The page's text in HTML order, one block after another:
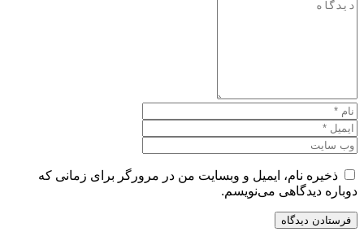
ذخیره نام، ایمیل و وبسایت من در مرورگر برای زمانی که
دوباره دیدگاهی می‌نویسم.